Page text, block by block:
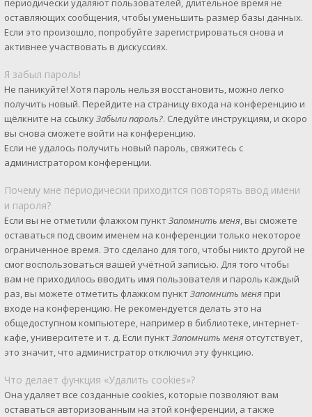
периодически удаляют пользователей, длительное время не
оставляющих сообщения, чтобы уменьшить размер базы данных.
Если это произошло, попробуйте зарегистрироваться снова и
активнее участвовать в дискуссиях.
Я забыл пароль!
Не паникуйте! Хотя пароль нельзя восстановить, можно легко
получить новый. Перейдите на страницу входа на конференцию и
щёлкните на ссылкуЗабыли пароль?. Следуйте инструкциям, и скоро
вы снова сможете войти на конференцию.
Если не удалось получить новый пароль, свяжитесь с
администратором конференции.
Почему мне периодически приходится повторять ввод имени
и пароля?
Если вы не отметили флажком пунктЗапомнить меня, вы сможете
оставаться под своим именем на конференции только некоторое
ограниченное время. Это сделано для того, чтобы никто другой не
смог воспользоваться вашей учётной записью. Для того чтобы
вам не приходилось вводить имя пользователя и пароль каждый
раз, вы можете отметить флажком пунктЗапомнить меня при
входе на конференцию. Не рекомендуется делать это на
общедоступном компьютере, например в библиотеке, интернет-
кафе, университете и т. д. Если пунктЗапомнить меня отсутствует,
это значит, что администратор отключил эту функцию.
Что делает функция «Удалить cookies»?
Она удаляет все созданные cookies, которые позволяют вам
оставаться авторизованным на этой конференции, а также